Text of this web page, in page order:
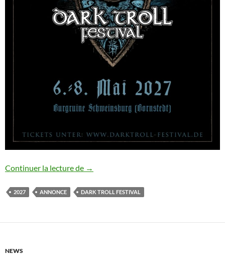
Continuer la lecture de Dark Troll Festival XVI : annonce #1
→
2027 ANNONCE DARK TROLL FESTIVAL
NEWS